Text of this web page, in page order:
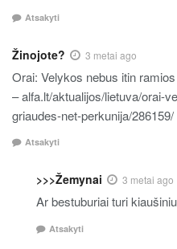
Atsakyti
Žinojote? 3 metai ago
Orai: Velykos nebus itin
– alfa.lt/aktualijos/lietuva/orai-
griaudes-net-perkunija/286159/
Atsakyti
>>>Žemynai 3 metai ago
Ar bestuburiai turi
Atsakyti